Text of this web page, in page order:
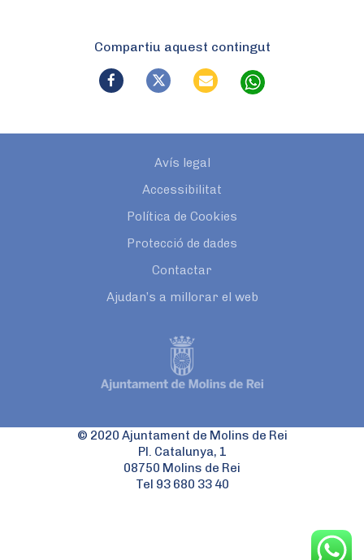
Compartiu aquest contingut
Avís legal
Accessibilitat
Política de Cookies
Protecció de dades
Contactar
Ajudan’s a millorar el web
© 2020 Ajuntament de Molins de Rei
Pl. Catalunya, 1
08750 Molins de Rei
Tel 93 680 33 40